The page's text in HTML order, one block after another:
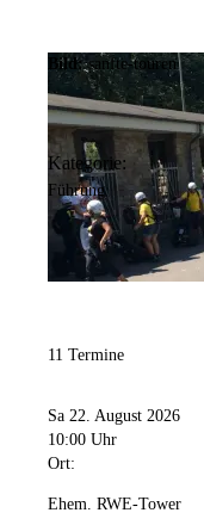
Bild: sanfte-touren
Kategorie:
Führung
11 Termine
Sa 22. August 2026
10:00 Uhr
Ort:
Ehem. RWE-Tower